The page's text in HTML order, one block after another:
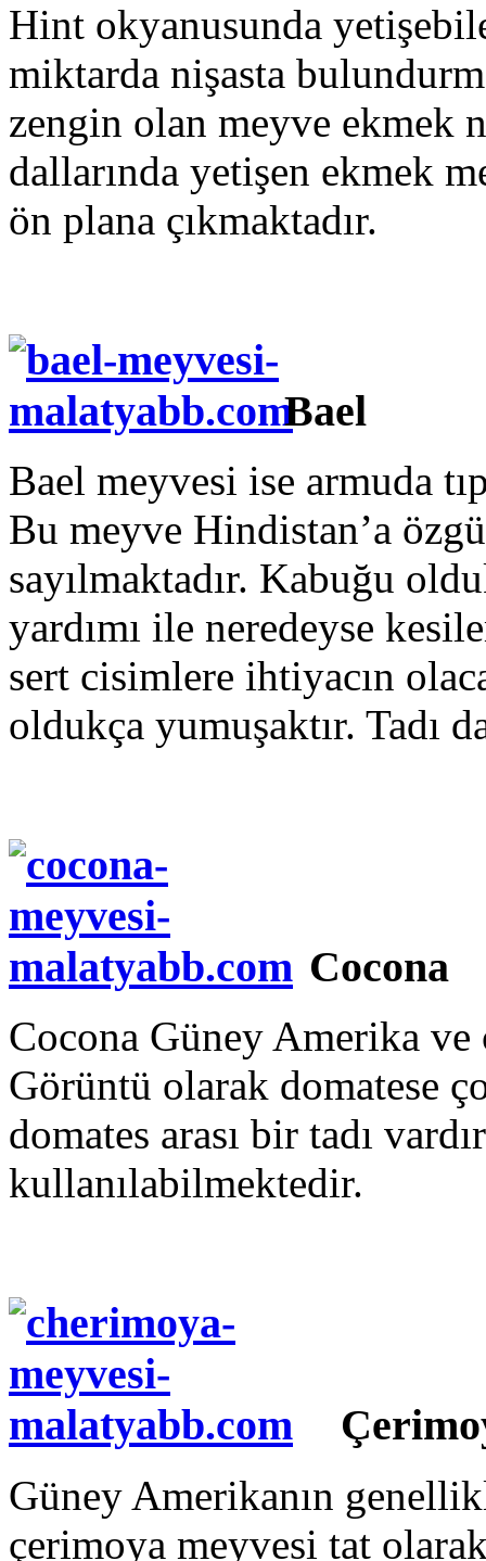
Hint okyanusunda
miktarda nişasta
zengin olan meyve ekmek
dallarında yetişen ekmek
ön plana çıkmaktadır.
Bael
Bael meyvesi ise armuda
Bu meyve Hindistan’a
sayılmaktadır. Kabuğu
yardımı ile neredeyse
sert cisimlere ihtiyacın
oldukça yumuşaktır. Tadı
Cocona
Cocona Güney Amerika
Görüntü olarak domatese
domates arası bir tadı
kullanılabilmektedir.
Güney Amerikanın
çerimoya meyvesi tat